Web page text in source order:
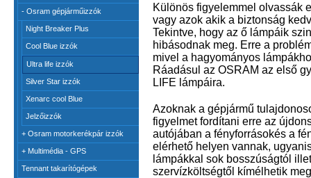
- Osram gépjárműizzók
Night Breaker Plus
Cool Blue izzók
Ultra life izzók
Silver Star izzók
Xenarc cool Blue
Jelzőizzók
+ Osram motorkerékpár izzók
+ Multimédia - GPS
Tennant takarítógépek
Különös figyelemmel olvassák
vagy azok akik a biztonság
Tekintve, hogy az ő lámpáik
hibásodnak meg. Erre a
mivel a hagyományos
Ráadásul az OSRAM az első
LIFE lámpáira.
Azoknak a gépjármű
figyelmet fordítani erre az
autójában a fényforrásokés a
elérhető helyen vannak,
lámpákkal sok bosszúságtól
szervízköltségtől kímélhetik